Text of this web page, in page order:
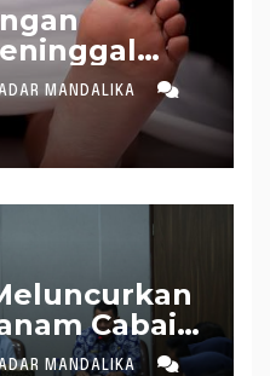
di
MANDALIKA
Cabai
MANDALIKA